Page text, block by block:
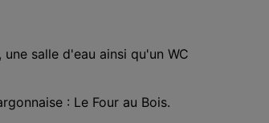
salle d'eau ainsi qu'un WC
: Le Four au Bois.